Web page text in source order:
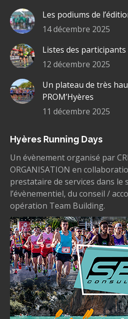
Les podiums de
14 décembre 2025
Listes des participants
12 décembre 2025
Un plateau de très
PROM’Hyères
11 décembre 2025
Hyères Running Days
Un évènement organisé par
ORGANISATION en
prestataire de services dans le
l’évènementiel, du conseil /
opération Team Building.